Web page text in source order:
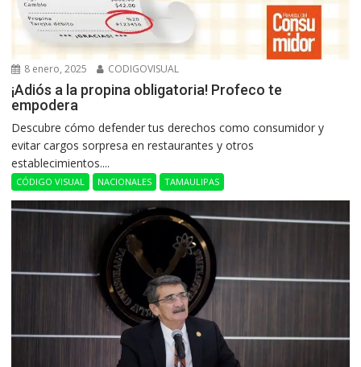
8 enero, 2025 CODIGOVISUAL
¡Adiós a la propina obligatoria! Profeco te
empodera
Descubre cómo defender tus derechos como consumidor y
evitar cargos sorpresa en restaurantes y otros
establecimientos....
CÓDIGO VISUAL NACIONALES TAMAULIPAS